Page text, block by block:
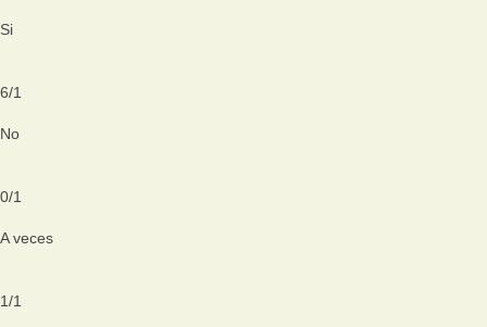
Si
6/1
No
0/1
A veces
1/1